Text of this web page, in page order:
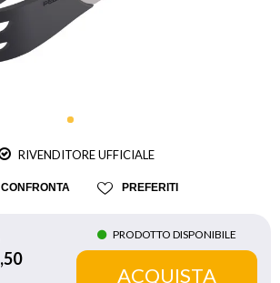
RIVENDITORE UFFICIALE
CONFRONTA PREFERITI
,50
PRODOTTO DISPONIBILE